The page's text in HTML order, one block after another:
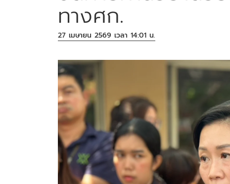
ทางศก.
27 เมษายน 2569 เวลา 14:01 น.